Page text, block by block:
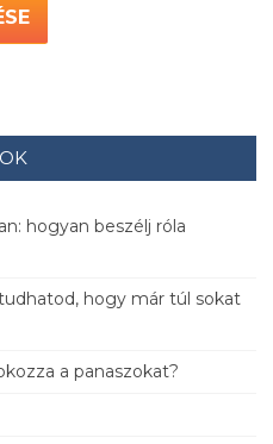
hogyan beszélj róla
hogy már túl sokat
a panaszokat?